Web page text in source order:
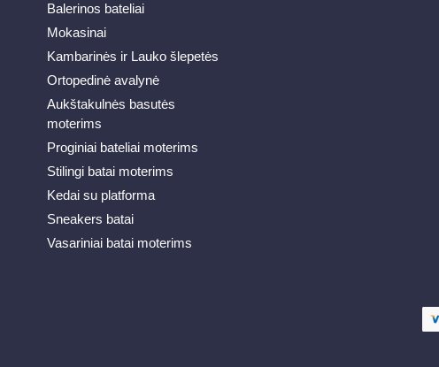
Balerinos bateliai
Mokasinai
Kambarinės ir Lauko šlepetės
Ortopedinė avalynė
Aukštakulnės basutės
moterims
Proginiai bateliai moterims
Stilingi batai moterims
Kedai su platforma
Sneakers batai
Vasariniai batai moterims